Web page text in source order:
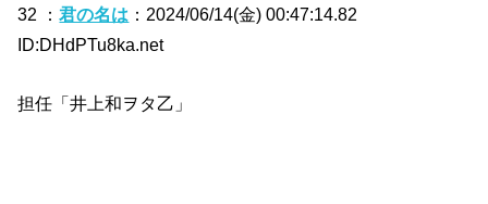
32 ：君の名は ：2024/06/14(金) 00:47:14.82
ID:DHdPTu8ka.net
担任「井上和ヲタ乙」